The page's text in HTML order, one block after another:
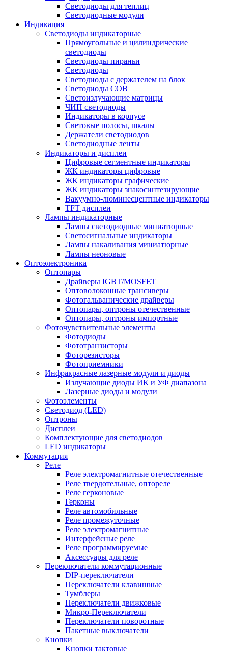
Светодиоды для теплиц
Светодиодные модули
Индикация
Светодиоды индикаторные
Прямоугольные и цилиндрические
светодиоды
Светодиоды пираньи
Светодиоды
Светодиоды с держателем на блок
Светодиоды COB
Светоизлучающие матрицы
ЧИП светодиоды
Индикаторы в корпусе
Световые полосы, шкалы
Держатели светодиодов
Светодиодные ленты
Индикаторы и дисплеи
Цифровые сегментные индикаторы
ЖК индикаторы цифровые
ЖК индикаторы графические
ЖК индикаторы знакосинтезирующие
Вакуумно-люминесцентные индикаторы
TFT дисплеи
Лампы индикаторные
Лампы светодиодные миниатюрные
Светосигнальные индикаторы
Лампы накаливания миниатюрные
Лампы неоновые
Оптоэлектроника
Оптопары
Драйверы IGBT/MOSFET
Оптоволоконные трансиверы
Фотогальванические драйверы
Оптопары, оптроны отечественные
Оптопары, оптроны импортные
Фоточувствительные элементы
Фотодиоды
Фототранзисторы
Фоторезисторы
Фотоприемники
Инфракрасные лазерные модули и диоды
Излучающие диоды ИК и УФ диапазона
Лазерные диоды и модули
Фотоэлементы
Светодиод (LED)
Оптроны
Дисплеи
Комплектующие для светодиодов
LED индикаторы
Коммутация
Реле
Реле электромагнитные отечественные
Реле твердотельные, оптореле
Реле герконовые
Герконы
Реле автомобильные
Реле промежуточные
Реле электромагнитные
Интерфейсные реле
Реле программируемые
Аксессуары для реле
Переключатели коммутационные
DIP-переключатели
Переключатели клавишные
Тумблеры
Переключатели движковые
Микро-Переключатели
Переключатели поворотные
Пакетные выключатели
Кнопки
Кнопки тактовые